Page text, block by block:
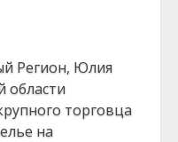
Регион, Юлия
области
торговца
на